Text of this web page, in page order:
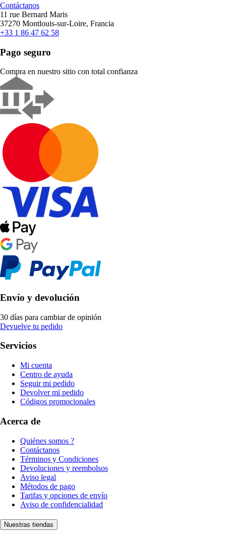
Contáctanos
11 rue Bernard Maris
37270 Montlouis-sur-Loire, Francia
+33 1 86 47 62 58
Pago seguro
Compra en nuestro sitio con total confianza
Envío y devolución
30 días para cambiar de opinión
Devuelve tu pedido
Servicios
Mi cuenta
Centro de ayuda
Seguir mi pedido
Devolver mi pedido
Códigos promocionales
Acerca de
Quiénes somos ?
Contáctanos
Términos y Condiciones
Devoluciones y reembolsos
Aviso legal
Métodos de pago
Tarifas y opciones de envío
Aviso de confidencialidad
Nuestras tiendas